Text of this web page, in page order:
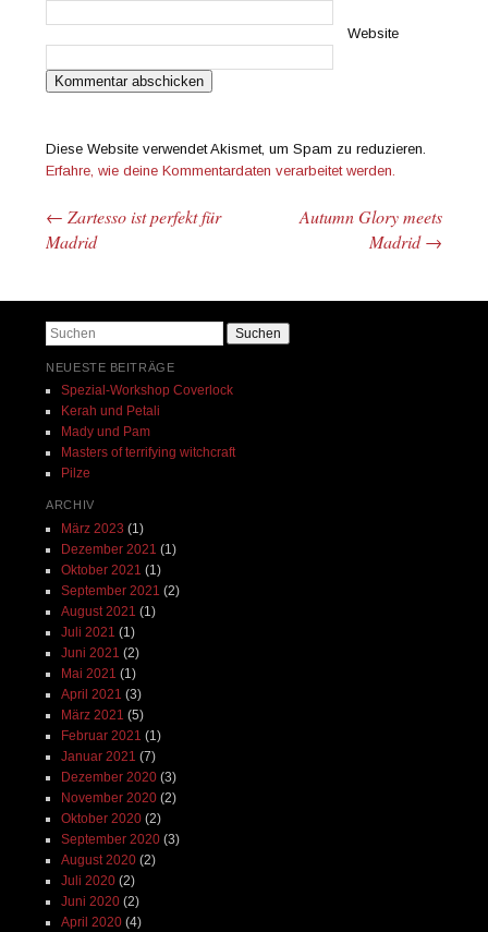
Website
Diese Website verwendet Akismet, um Spam zu reduzieren.
Erfahre, wie deine Kommentardaten verarbeitet werden.
Beitrags-Navigation
← Zartesso ist perfekt für
Madrid
Autumn Glory meets
Madrid→
Suchen
NEUESTE BEITRÄGE
Spezial-Workshop Coverlock
Kerah und Petali
Mady und Pam
Masters of terrifying witchcraft
Pilze
ARCHIV
März 2023 (1)
Dezember 2021 (1)
Oktober 2021 (1)
September 2021 (2)
August 2021 (1)
Juli 2021 (1)
Juni 2021 (2)
Mai 2021 (1)
April 2021 (3)
März 2021 (5)
Februar 2021 (1)
Januar 2021 (7)
Dezember 2020(3)
November 2020(2)
Oktober 2020(2)
September 2020(3)
August 2020(2)
Juli 2020(2)
Juni 2020(2)
April 2020(4)